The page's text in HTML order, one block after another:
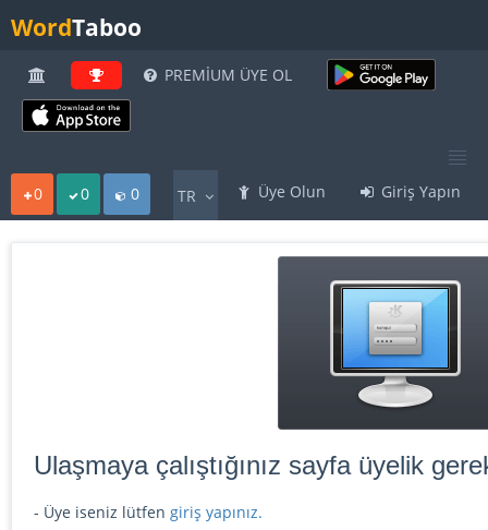
WordTaboo
PREMİUM ÜYE OL
Üye Olun Giriş Yapın
TR
0 0 0
Ulaşmaya çalıştığınız sayfa üyelik
- Üye iseniz lütfen giriş yapınız.